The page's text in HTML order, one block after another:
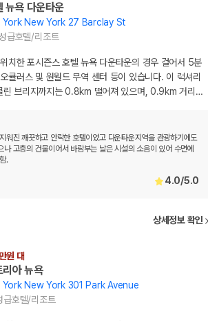
뉴욕 다운타운
York New York 27 Barclay St
급호텔/리조트
치한 포시즌스 호텔 뉴욕 다운타운의 경우 걸어서 5분
큘러스 및 원월드 무역 센터 등이 있습니다. 이 럭셔리
린 브리지까지는 0.8km 떨어져 있으며, 0.9km 거리 …
워진 깨끗하고 안락한 호텔이었고 다운타운지역을 관광하기에도
나 고층의 건물이어서 바람부는 날은 시설의 소음이 있어 수면에
.
4.0/5.0
상세정보 확인
원 대
아 뉴욕
York New York 301 Park Avenue
급호텔/리조트